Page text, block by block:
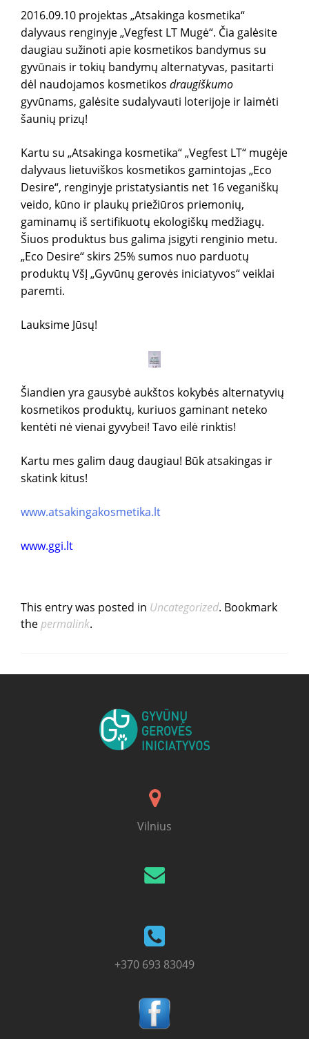
2016.09.10 projektas „Atsakinga kosmetika“
dalyvaus renginyje „Vegfest LT Mugė“. Čia galėsite
daugiau sužinoti apie kosmetikos bandymus su
gyvūnais ir tokių bandymų alternatyvas, pasitarti
dėl naudojamos kosmetikos draugiškumo
gyvūnams, galėsite sudalyvauti loterijoje ir laimėti
šaunių prizų!
Kartu su „Atsakinga kosmetika“ „Vegfest LT“ mugėje
dalyvaus lietuviškos kosmetikos gamintojas „Eco
Desire“, renginyje pristatysiantis net 16 veganiškų
veido, kūno ir plaukų priežiūros priemonių,
gaminamų iš sertifikuotų ekologiškų medžiagų.
Šiuos produktus bus galima įsigyti renginio metu.
„Eco Desire“ skirs 25% sumos nuo parduotų
produktų VšĮ „Gyvūnų gerovės iniciatyvos“ veiklai
paremti.
Lauksime Jūsų!
Šiandien yra gausybė aukštos kokybės alternatyvių
kosmetikos produktų, kuriuos gaminant neteko
kentėti nė vienai gyvybei! Tavo eilė rinktis!
Kartu mes galim daug daugiau! Būk atsakingas ir
skatink kitus!
www.atsakingakosmetika.lt
www.ggi.lt
This entry was posted in Uncategorized. Bookmark
thepermalink.
Vilnius
+370 693 83049